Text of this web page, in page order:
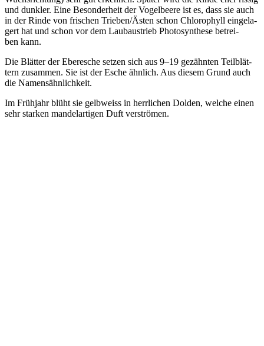
und dunk­ler. Eine Beson­der­heit der Vogel­bee­re ist es, dass sie auch
in der Rin­de von fri­schen Trieben/Ästen schon Chlo­ro­phyll ein­ge­la­
gert hat und schon vor dem Lau­bau­strieb Pho­to­syn­the­se betrei­
ben kann.
Die Blät­ter der Eber­esche set­zen sich aus 9–19 gezähn­ten Teil­blät­
tern zusam­men. Sie ist der Esche ähn­lich. Aus die­sem Grund auch
die Namensähnlichkeit.
Im Früh­jahr blüht sie gelb­weiss in herr­li­chen Dol­den, wel­che einen
sehr star­ken man­del­ar­ti­gen Duft verströmen.